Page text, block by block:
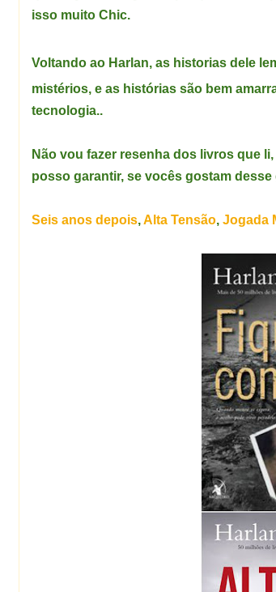
isso muito Chic.
Voltando ao Harlan, as historias dele
mistérios, e as histórias são bem
tecnologia..
Não vou fazer resenha dos livros que
posso garantir, se vocês gostam
Seis anos depois,Alta Tensão, Jogada